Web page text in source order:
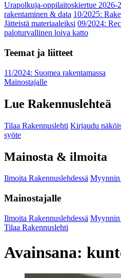
Urapolkuja-oppilaitoskiertue 2026-
rakentaminen & data 10/2025:
Jätteistä materiaaleiksi 09/2024:
paloturvallinen loiva katto
Teemat ja liitteet
11/2024: Suomea rakentamassa
Mainostajalle
Lue Rakennuslehteä
Tilaa Rakennuslehti Kirjaudu
syöte
Mainosta & ilmoita
Ilmoita Rakennuslehdessä Myynnin
Mainostajalle
Ilmoita Rakennuslehdessä Myynnin
Tilaa Rakennuslehti
Avainsana: